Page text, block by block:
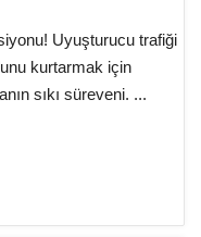
Uyuşturucu trafiği
kurtarmak için
sıkı süreveni. ...